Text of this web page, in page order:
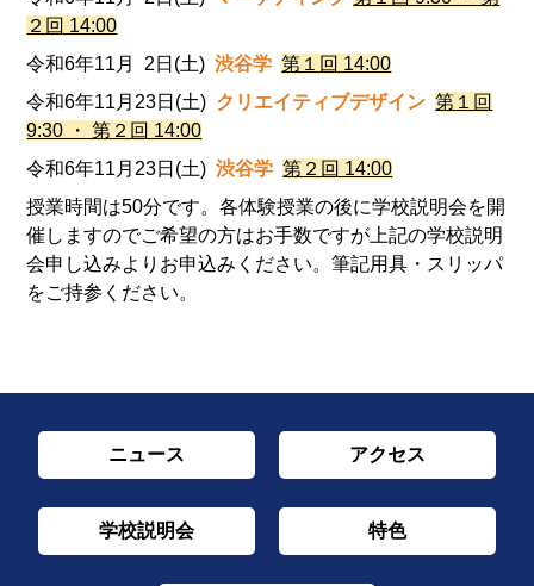
２回 14:00
令和6年11月 2日(土)渋谷学 第１回 14:00
令和6年11月23日(土) クリエイティブデザイン第１回
9:30 ・ 第２回 14:00
令和6年11月23日(土)渋谷学 第２回 14:00
授業時間は50分です。各体験授業の後に学校説明会を開
催しますのでご希望の方はお手数ですが上記の学校説明
会申し込みよりお申込みください。筆記用具・スリッパ
をご持参ください。
ニュース アクセス
学校説明会 特色